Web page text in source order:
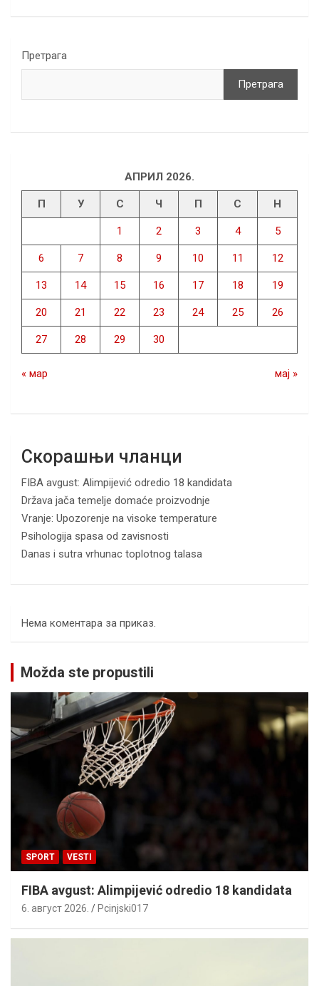
Претрага
Претрага
АПРИЛ 2026.
П У С Ч П С Н
1 2 3 4 5
6 7 8 9 10 11 12
13 14 15 16 17 18 19
20 21 22 23 24 25 26
27 28 29 30
« мар мај »
Скорашњи чланци
FIBA avgust: Alimpijević odredio 18 kandidata
Država jača temelje domaće proizvodnje
Vranje: Upozorenje na visoke temperature
Psihologija spasa od zavisnosti
Danas i sutra vrhunac toplotnog talasa
Нема коментара за приказ.
Možda ste propustili
SPORT VESTI
FIBA avgust: Alimpijević odredio 18 kandidata
6. август 2026. Pcinjski017